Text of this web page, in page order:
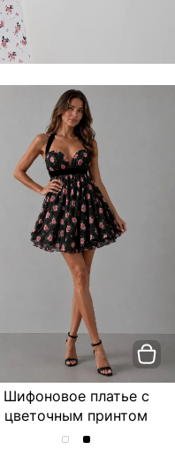
Шифоновое платье с
цветочным принтом
Шифоновое
Шифоновое